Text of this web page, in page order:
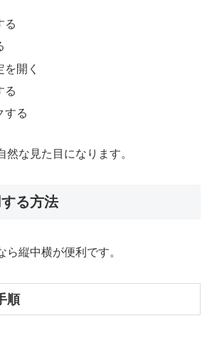
る
開く
る
する
然な見た目になります。
る方法
ら縦中横が便利です。
順